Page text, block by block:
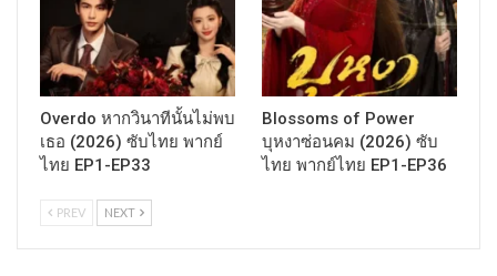
Overdo หากวินาทีนั้นไม่พบ
เธอ (2026) ซับไทย พากย์
ไทย EP1-EP33
Blossoms of Power
บุหงาซ่อนคม (2026) ซับ
ไทย พากย์ไทย EP1-EP36
PREV NEXT